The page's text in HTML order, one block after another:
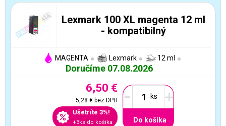
Lexmark 100 XL magenta 12 ml
- kompatibilný
MAGENTA Lexmark 12 ml
Doručíme 07.08.2026
6,50 €
5,28 €bez DPH
Ušetríte 3%!
+3ks do košíka
- +
Do košíka